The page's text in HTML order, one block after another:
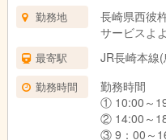
勤務地
長崎県西彼
サービスよ
最寄駅 JR長崎本線
勤務時間
勤務時間
① 10:00～
② 14:00～
③ 9：00～